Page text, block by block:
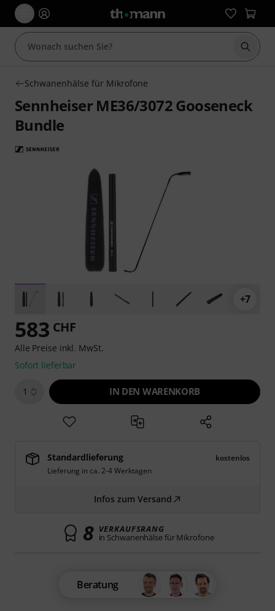
Suche
Schwanenhälse für Mikrofone
Sennheiser ME36/3072 Gooseneck
Bundle
+7
583 CHF
Alle Preise inkl. MwSt.
Sofort lieferbar
1 IN DEN WARENKORB
Standardlieferung
kostenlos
Lieferung in ca. 2-4 Werktagen
Infos zum Versand
8 VERKAUFSRANG
in Schwanenhälse für Mikrofone
Beratung